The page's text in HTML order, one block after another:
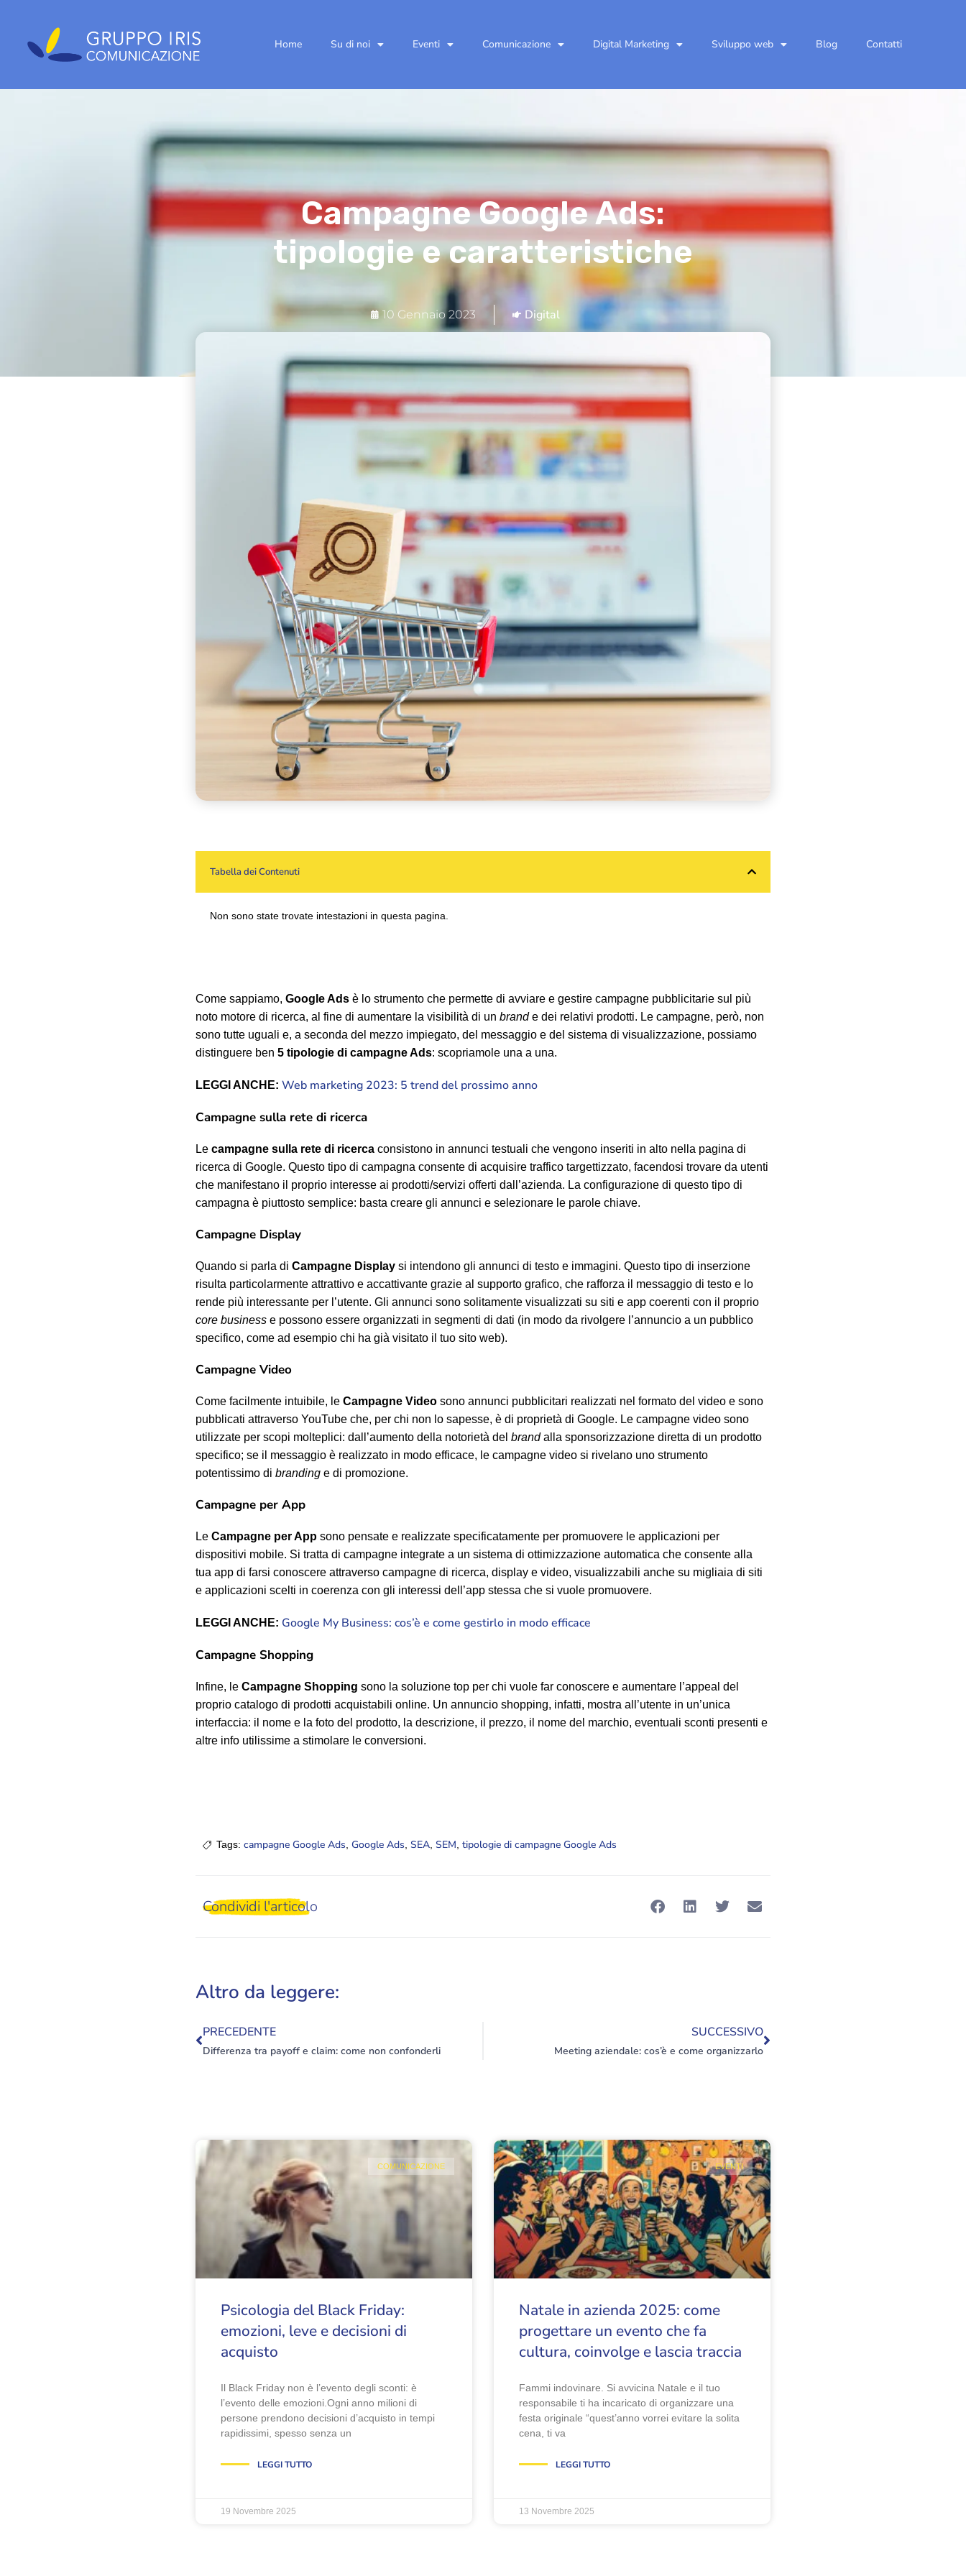
Home Su di noi Eventi Comunicazione Digital Marketing Sviluppo web Blog Contatti
Campagne Google Ads:
tipologie e caratteristiche
10 Gennaio 2023 Digital
Tabella dei Contenuti
Non sono state trovate intestazioni in questa pagina.
Come sappiamo, Google Ads è lo strumento che permette di avviare e gestire campagne pubblicitarie sul più
noto motore di ricerca, al fine di aumentare la visibilità di un brande dei relativi prodotti. Le campagne, però, non
sono tutte uguali e, a seconda del mezzo impiegato, del messaggio e del sistema di visualizzazione, possiamo
distinguere ben 5 tipologie di campagne Ads: scopriamole una a una.
LEGGI ANCHE: Web marketing 2023: 5 trend del prossimo anno
Campagne sulla rete di ricerca
Le campagne sulla rete di ricerca consistono in annunci testuali che vengono inseriti in alto nella pagina di
ricerca di Google. Questo tipo di campagna consente di acquisire traffico targettizzato, facendosi trovare da utenti
che manifestano il proprio interesse ai prodotti/servizi offerti dall’azienda. La configurazione di questo tipo di
campagna è piuttosto semplice: basta creare gli annunci e selezionare le parole chiave.
Campagne Display
Quando si parla di Campagne Display si intendono gli annunci di testo e immagini. Questo tipo di inserzione
risulta particolarmente attrattivo e accattivante grazie al supporto grafico, che rafforza il messaggio di testo e lo
rende più interessante per l’utente. Gli annunci sono solitamente visualizzati su siti e app coerenti con il proprio
core business e possono essere organizzati in segmenti di dati (in modo da rivolgere l’annuncio a un pubblico
specifico, come ad esempio chi ha già visitato il tuo sito web).
Campagne Video
Come facilmente intuibile, le Campagne Video sono annunci pubblicitari realizzati nel formato del video e sono
pubblicati attraverso YouTube che, per chi non lo sapesse, è di proprietà di Google. Le campagne video sono
utilizzate per scopi molteplici: dall’aumento della notorietà del brandalla sponsorizzazione diretta di un prodotto
specifico; se il messaggio è realizzato in modo efficace, le campagne video si rivelano uno strumento
potentissimo di branding e di promozione.
Campagne per App
Le Campagne per App sono pensate e realizzate specificatamente per promuovere le applicazioni per
dispositivi mobile. Si tratta di campagne integrate a un sistema di ottimizzazione automatica che consente alla
tua app di farsi conoscere attraverso campagne di ricerca, display e video, visualizzabili anche su migliaia di siti
e applicazioni scelti in coerenza con gli interessi dell’app stessa che si vuole promuovere.
LEGGI ANCHE: Google My Business: cos’è e come gestirlo in modo efficace
Campagne Shopping
Infine, le Campagne Shopping sono la soluzione top per chi vuole far conoscere e aumentare l’appeal del
proprio catalogo di prodotti acquistabili online. Un annuncio shopping, infatti, mostra all’utente in un’unica
interfaccia: il nome e la foto del prodotto, la descrizione, il prezzo, il nome del marchio, eventuali sconti presenti e
altre info utilissime a stimolare le conversioni.
Tags: campagne Google Ads, Google Ads, SEA, SEM, tipologie di campagne Google Ads
Condividi l'articolo
Altro da leggere:
PRECEDENTE
Differenza tra payoff e claim: come non confonderli
SUCCESSIVO
Meeting aziendale: cos’è e come organizzarlo
COMUNICAZIONE
Psicologia del Black Friday:
emozioni, leve e decisioni di
acquisto
Il Black Friday non è l’evento degli sconti: è
l’evento delle emozioni.Ogni anno milioni di
persone prendono decisioni d’acquisto in tempi
rapidissimi, spesso senza un
LEGGI TUTTO
19 Novembre 2025
EVENTI
Natale in azienda 2025: come
progettare un evento che fa
cultura, coinvolge e lascia traccia
Fammi indovinare. Si avvicina Natale e il tuo
responsabile ti ha incaricato di organizzare una
festa originale “quest’anno vorrei evitare la solita
cena, ti va
LEGGI TUTTO
13 Novembre 2025